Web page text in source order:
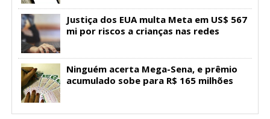
Justiça dos EUA multa Meta em US$ 567
mi por riscos a crianças nas redes
Ninguém acerta Mega-Sena, e prêmio
acumulado sobe para R$ 165 milhões